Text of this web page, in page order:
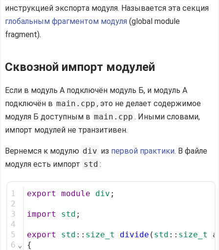
инструкцией экспорта модуля. Называется эта секция
глобальным фрагментом модуля (global module
fragment).
Сквозной импорт модулей
Если в модуль А подключён модуль Б, и модуль А
подключён в main.cpp , это не делает содержимое
модуля Б доступным в main.cpp . Иными словами,
импорт модулей не транзитивен.
Вернемся к модулю div из первой практики. В файле
модуля есть импорт std :
1
2
3
4
5
6 ⌄
export module div ;
import std ;
export std :: size_t divide ( std :: size_t
{